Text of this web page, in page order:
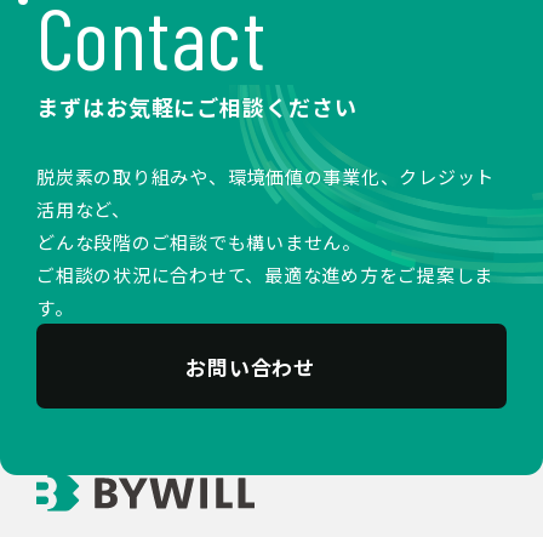
Contact
まずはお気軽にご相談ください
脱炭素の取り組みや、環境価値の事業化、クレジット
活用など、
どんな段階のご相談でも構いません。
ご相談の状況に合わせて、最適な進め方をご提案しま
す。
お問い合わせ